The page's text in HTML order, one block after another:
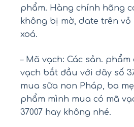
phẩm. Hàng chính hãng
không bị mờ, date trên
xoá.
– Mã vạch: Các sản.
vạch bắt đầu với dãy số
mua sữa non Pháp, ba
phẩm mình mua có mã
37007 hay không nhé.